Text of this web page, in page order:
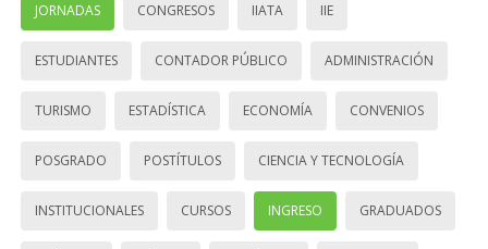
JORNADAS CONGRESOS IIATA IIE
ESTUDIANTES CONTADOR PÚBLICO ADMINISTRACIÓN
TURISMO ESTADÍSTICA ECONOMÍA CONVENIOS
POSGRADO POSTÍTULOS CIENCIA Y TECNOLOGÍA
INSTITUCIONALES CURSOS INGRESO GRADUADOS